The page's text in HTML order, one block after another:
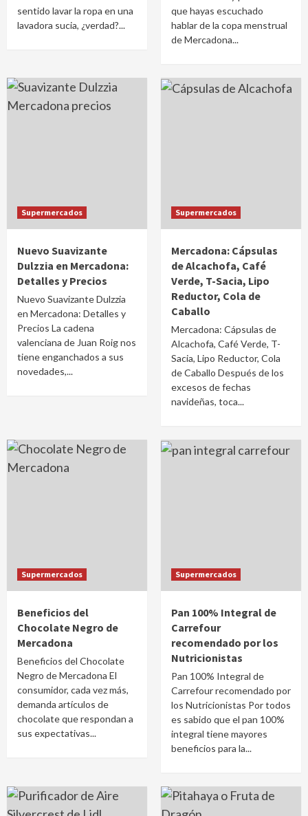
sentido lavar la ropa en una
lavadora sucia, ¿verdad?...
que hayas escuchado
hablar de la copa menstrual
de Mercadona...
Supermercados
Nuevo Suavizante
Dulzzia en Mercadona:
Detalles y Precios
Nuevo Suavizante Dulzzia
en Mercadona: Detalles y
Precios La cadena
valenciana de Juan Roig nos
tiene enganchados a sus
novedades,...
Supermercados
Mercadona: Cápsulas
de Alcachofa, Café
Verde, T-Sacia, Lipo
Reductor, Cola de
Caballo
Mercadona: Cápsulas de
Alcachofa, Café Verde, T-
Sacia, Lipo Reductor, Cola
de Caballo Después de los
excesos de fechas
navideñas, toca...
Supermercados
Beneficios del
Chocolate Negro de
Mercadona
Beneficios del Chocolate
Negro de Mercadona El
consumidor, cada vez más,
demanda artículos de
chocolate que respondan a
sus expectativas...
Supermercados
Pan 100% Integral de
Carrefour
recomendado por los
Nutricionistas
Pan 100% Integral de
Carrefour recomendado por
los Nutricionistas Por todos
es sabido que el pan 100%
integral tiene mayores
beneficios para la...